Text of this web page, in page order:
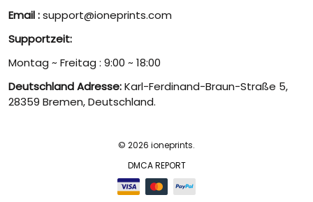
Email :support@ioneprints.com
Supportzeit:
Montag ~ Freitag : 9:00 ~ 18:00
Deutschland Adresse:Karl-Ferdinand-Braun-Straße 5,
28359 Bremen, Deutschland.
© 2026 ioneprints.
DMCA REPORT